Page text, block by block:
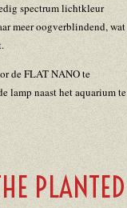
spectrum lichtkleur
meer oogverblindend, wat
de FLAT NANO te
lamp naast het aquarium te
PLANTED